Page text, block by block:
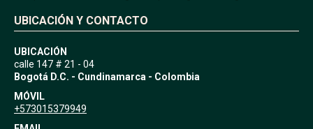
UBICACIÓN Y CONTACTO
UBICACIÓN
calle 147 # 21 - 04
Bogotá D.C. - Cundinamarca - Colombia
MÓVIL
+573015379949